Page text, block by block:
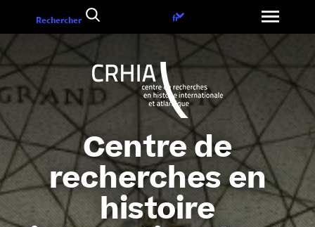
contenu
Centre de
recherches en
histoire
Rechercher
Choix
langue
fr